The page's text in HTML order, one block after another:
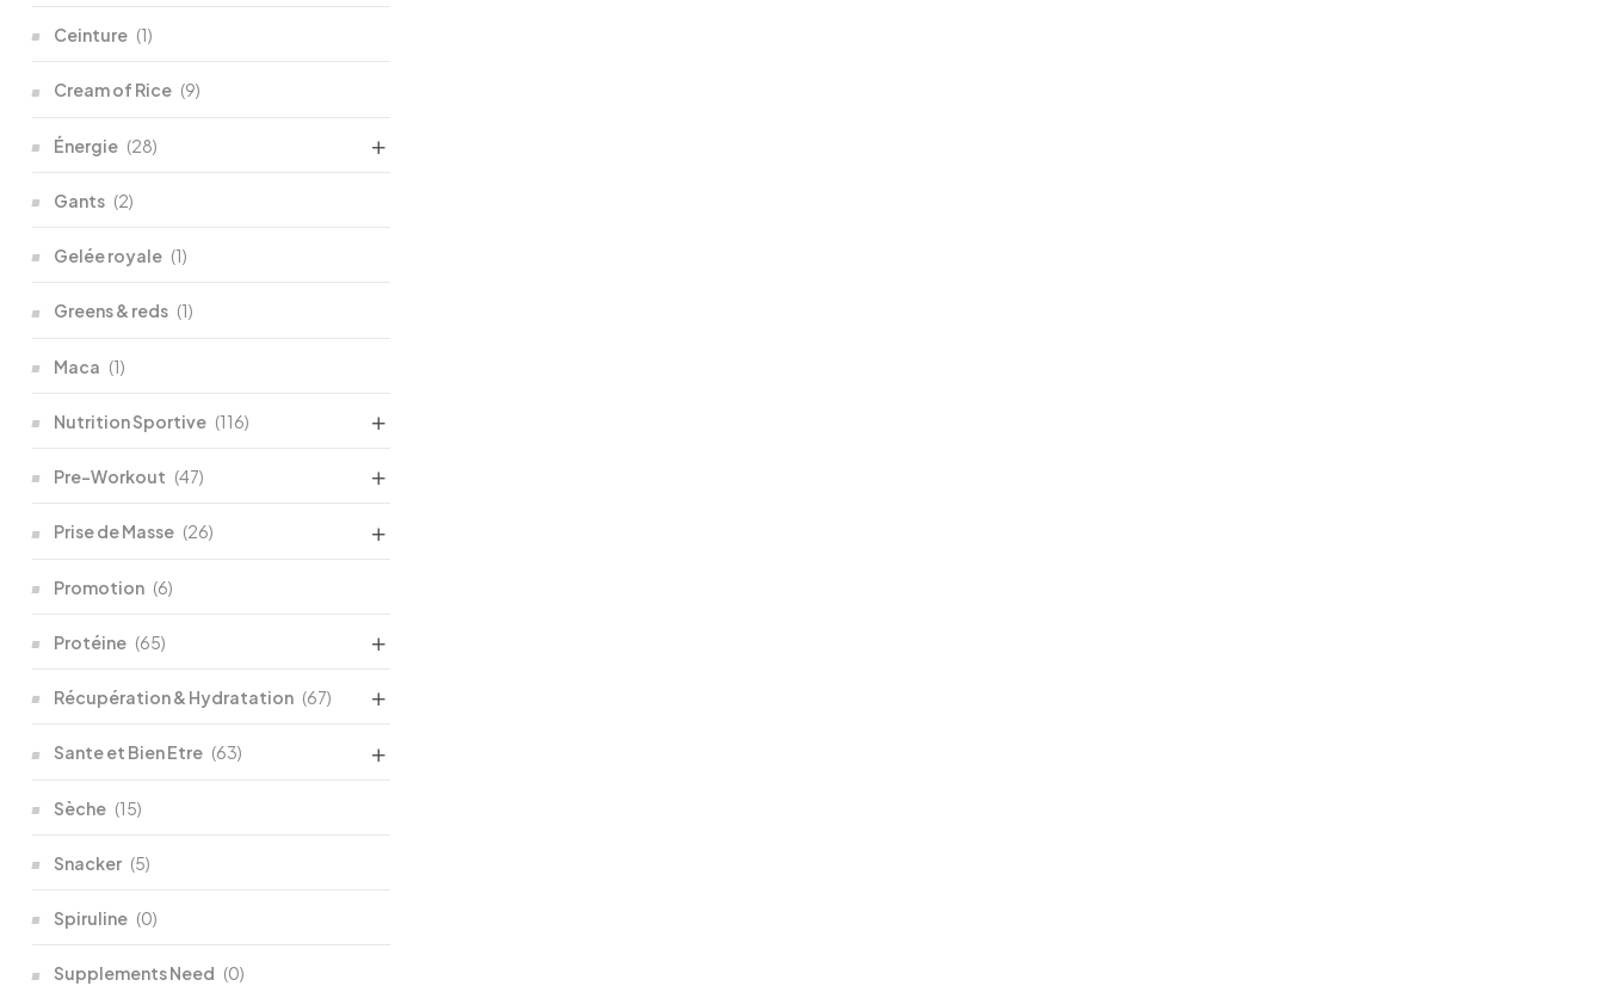
Ceinture (1)
Cream of Rice (9)
Énergie (28)
Gants (2)
Gelée royale (1)
Greens & reds (1)
Maca (1)
Nutrition Sportive (116)
Pre-Workout (47)
Prise de Masse (26)
Promotion (6)
Protéine (65)
Récupération & Hydratation (67)
Sante et Bien Etre (63)
Sèche (15)
Snacker (5)
Spiruline (0)
Supplements Need (0)